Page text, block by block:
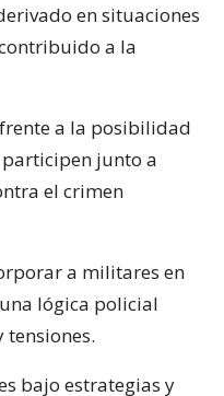
en situaciones
a la
a la posibilidad
junto a
el crimen
a militares en
lógica policial
bajo estrategias y